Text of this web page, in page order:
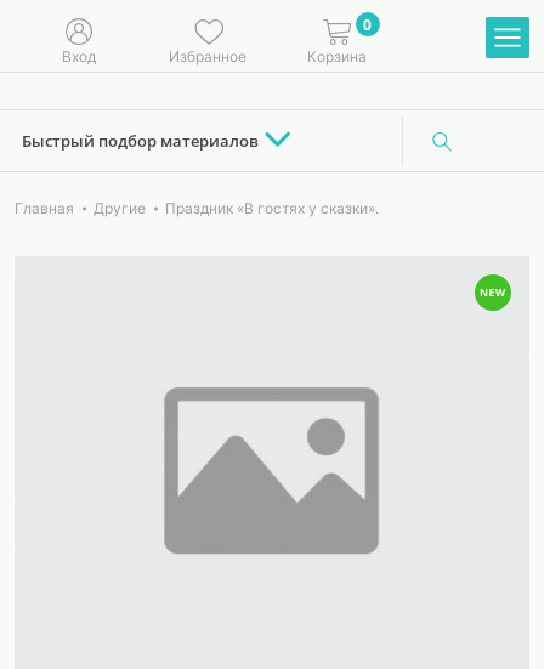
Вход Избранное
0
Корзина
Быстрый подбор материалов
Главная Другие Праздник «В гостях у сказки».